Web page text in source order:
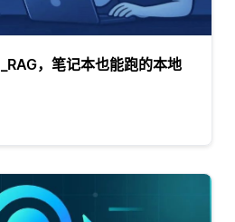
，笔记本也能跑的本地